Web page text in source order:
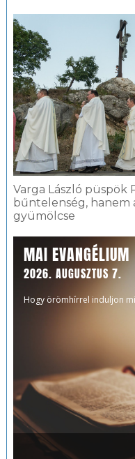
Varga László püspök
bűntelenség, hanem
gyümölcse
MAI EVANGÉLIUM
2026. AUGUSZTUS 7.
Hogy örömhírrel induljon